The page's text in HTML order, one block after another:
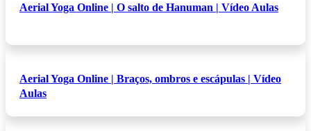
Aerial Yoga Online | O salto de Hanuman | Vídeo Aulas
Aerial Yoga Online | Braços, ombros e escápulas | Vídeo
Aulas